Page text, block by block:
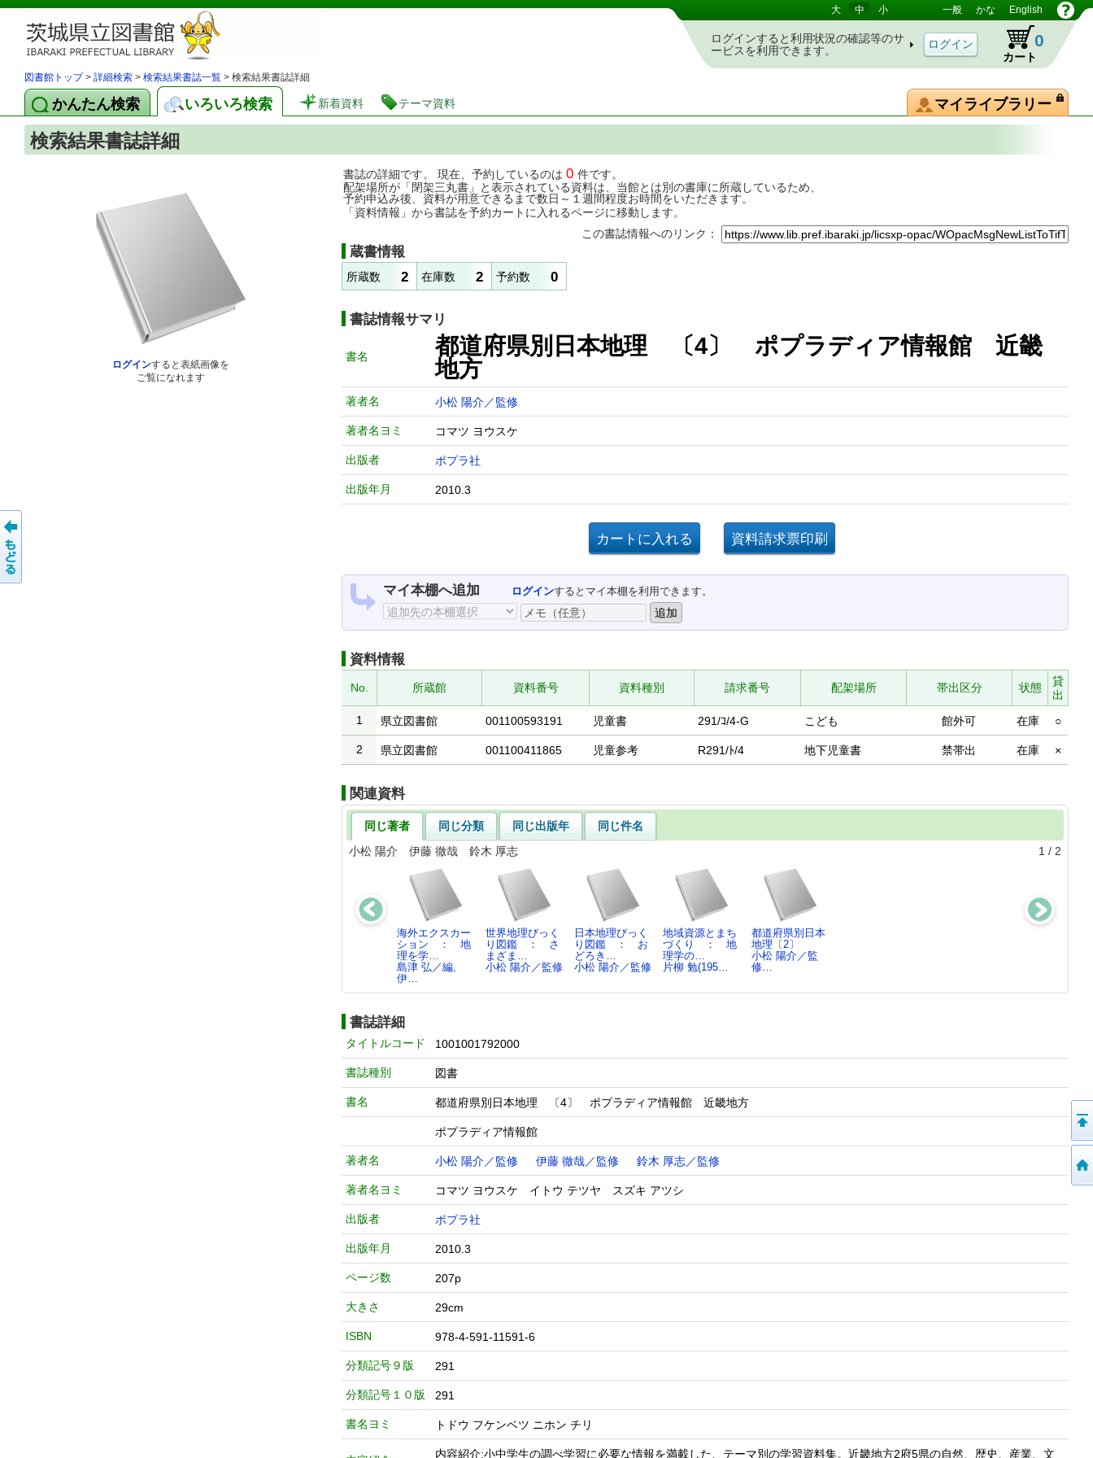
茨城県立図書館 蔵書検索・予約システム 大 中 小 一般 かな English
ログインすると利用状況の確認等のサ
ービスを利用できます。
カート
0
図書館トップ> 詳細検索 > 検索結果書誌一覧 > 検索結果書誌詳細
かんたん検索 いろいろ検索 新着資料 テーマ資料 マイライブラリー
検索結果書誌詳細
ログインすると表紙画像を
ご覧になれます
書誌の詳細です。 現在、予約しているのは 0 件です。
配架場所が「閉架三丸書」と表示されている資料は、当館とは別の書庫に所蔵しているため、
予約申込み後、資料が用意できるまで数日～１週間程度お時間をいただきます。
「資料情報」から書誌を予約カートに入れるページに移動します。
この書誌情報へのリンク：
蔵書情報
所蔵数 2 在庫数 2 予約数 0
書誌情報サマリ
書名
都道府県別日本地理 〔4〕 ポプラディア情報館 近畿
地方
著者名 小松 陽介／監修
著者名ヨミ コマツ ヨウスケ
出版者 ポプラ社
出版年月 2010.3
マイ本棚へ追加 ログインするとマイ本棚を利用できます。
資料情報
No. 所蔵館 資料番号 資料種別 請求番号 配架場所 帯出区分 状態
貸
出
1
県立図書館 001100593191 児童書 291/ｺ/4-G こども 館外可 在庫 ○
2 県立図書館 001100411865 児童参考 R291/ﾄ/4 地下児童書 禁帯出 在庫 ×
関連資料
同じ著者 同じ分類 同じ出版年
同じ件名
小松 陽介 伊藤 徹哉 鈴木 厚志
1 / 2
海外エクスカー
ション ： 地
理を学…
島津 弘／編,
伊…
世界地理びっく
り図鑑 ： さ
まざま…
小松 陽介／監修
日本地理びっく
り図鑑 ： お
どろき…
小松 陽介／監修
地域資源とまち
づくり ： 地
理学の…
片柳 勉(195…
都道府県別日本
地理〔2〕
小松 陽介／監
修…
書誌詳細
タイトルコード 1001001792000
書誌種別 図書
書名 都道府県別日本地理 〔4〕 ポプラディア情報館 近畿地方
ポプラディア情報館
著者名 小松 陽介／監修 伊藤 徹哉／監修 鈴木 厚志／監修
著者名ヨミ コマツ ヨウスケ イトウ テツヤ スズキ アツシ
出版者 ポプラ社
出版年月 2010.3
ページ数 207p
大きさ 29cm
ISBN 978-4-591-11591-6
分類記号９版 291
分類記号１０版 291
書名ヨミ トドウ フケンベツ ニホン チリ
内容紹介:小中学生の調べ学習に必要な情報を満載した、テーマ別の学習資料集。近畿地方2府5県の自然、歴史、産業、文